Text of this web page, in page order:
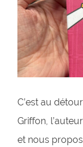
C’est au
Griffon,
et nous